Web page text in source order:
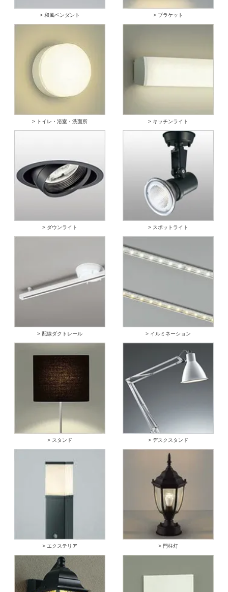
> 和風ペンダント > ブラケット
> トイレ・浴室・洗面所 > キッチンライト
> ダウンライト > スポットライト
> 配線ダクトレール > イルミネーション
> スタンド > デスクスタンド
> エクステリア > 門柱灯